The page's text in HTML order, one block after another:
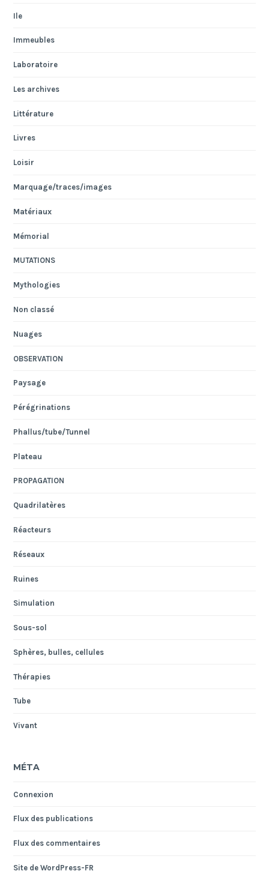
Ile
Immeubles
Laboratoire
Les archives
Littérature
Livres
Loisir
Marquage/traces/images
Matériaux
Mémorial
MUTATIONS
Mythologies
Non classé
Nuages
OBSERVATION
Paysage
Pérégrinations
Phallus/tube/Tunnel
Plateau
PROPAGATION
Quadrilatères
Réacteurs
Réseaux
Ruines
Simulation
Sous-sol
Sphères, bulles, cellules
Thérapies
Tube
Vivant
MÉTA
Connexion
Flux des publications
Flux des commentaires
Site de WordPress-FR